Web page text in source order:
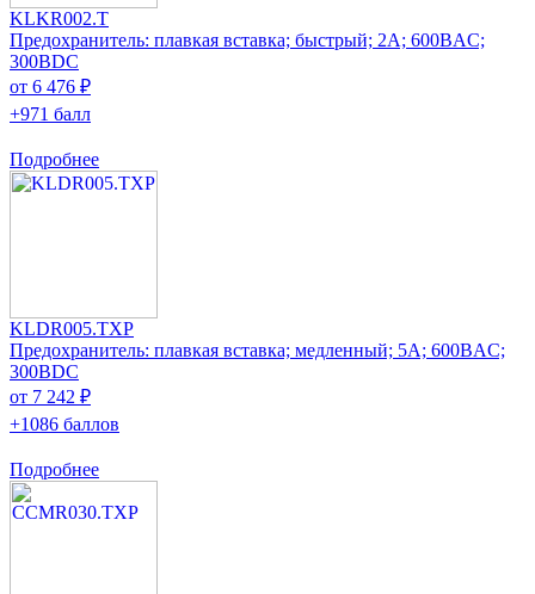
KLKR002.T
Предохранитель: плавкая вставка; быстрый; 2А; 600ВAC;
300ВDC
от 6 476 ₽
+971 балл
Подробнее
KLDR005.TXP
Предохранитель: плавкая вставка; медленный; 5А; 600ВAC;
300ВDC
от 7 242 ₽
+1086 баллов
Подробнее